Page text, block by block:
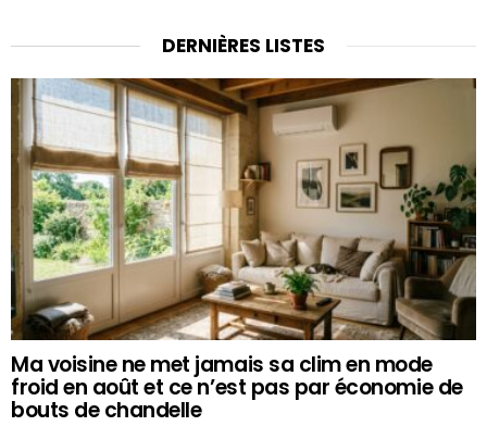
DERNIÈRES LISTES
Ma voisine ne met jamais sa clim en mode
froid en août et ce n’est pas par économie de
bouts de chandelle